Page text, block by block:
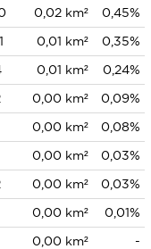
0,02 km²
0,45%
0,01 km²
0,35%
0,01 km²
0,24%
0,00 km²
0,09%
0,00 km²
0,08%
0,00 km²
0,03%
0,00 km²
0,03%
0,00 km²
0,01%
0,00 km²
-